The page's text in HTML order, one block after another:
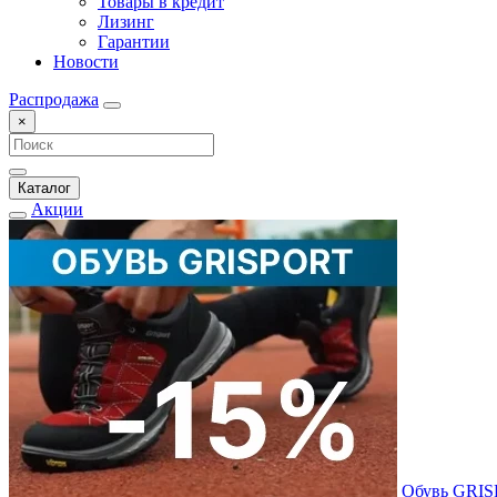
Лизинг
Гарантии
Новости
Распродажа
×
Каталог
Акции
Обувь